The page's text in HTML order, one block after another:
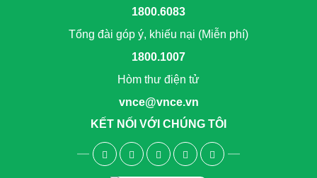
1800.6083
Tổng đài góp ý, khiếu nại (Miễn phí)
1800.1007
Hòm thư điện tử
vnce@vnce.vn
KẾT NỐI VỚI CHÚNG TÔI